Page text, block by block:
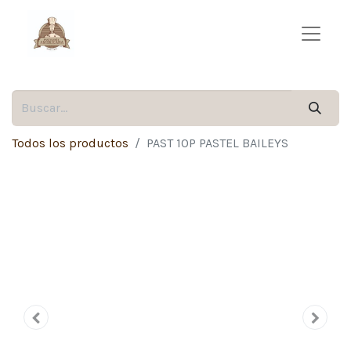
Todos los productos PAST 10P PASTEL BAILEYS